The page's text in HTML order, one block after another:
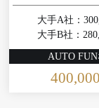
大手A社：
大手B社：
AUTO FUN
400,000